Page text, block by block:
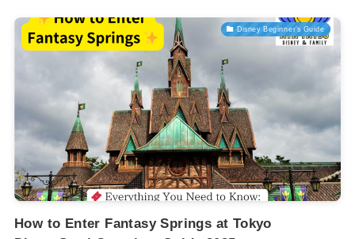
Disney Beginner’s Guide
How to Enter Fantasy Springs at Tokyo